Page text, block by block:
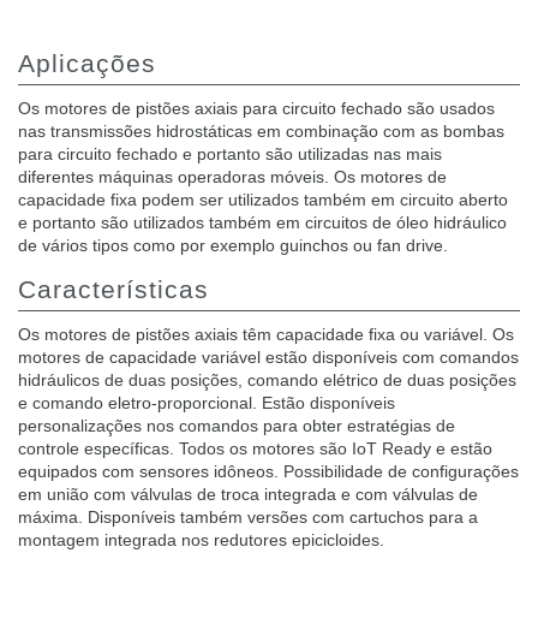
Aplicações
Os motores de pistões axiais para circuito fechado são usados
nas transmissões hidrostáticas em combinação com as bombas
para circuito fechado e portanto são utilizadas nas mais
diferentes máquinas operadoras móveis. Os motores de
capacidade fixa podem ser utilizados também em circuito aberto
e portanto são utilizados também em circuitos de óleo hidráulico
de vários tipos como por exemplo guinchos ou fan drive.
Características
Os motores de pistões axiais têm capacidade fixa ou variável. Os
motores de capacidade variável estão disponíveis com comandos
hidráulicos de duas posições, comando elétrico de duas posições
e comando eletro-proporcional. Estão disponíveis
personalizações nos comandos para obter estratégias de
controle específicas. Todos os motores são IoT Ready e estão
equipados com sensores idôneos. Possibilidade de configurações
em união com válvulas de troca integrada e com válvulas de
máxima. Disponíveis também versões com cartuchos para a
montagem integrada nos redutores epicicloides.